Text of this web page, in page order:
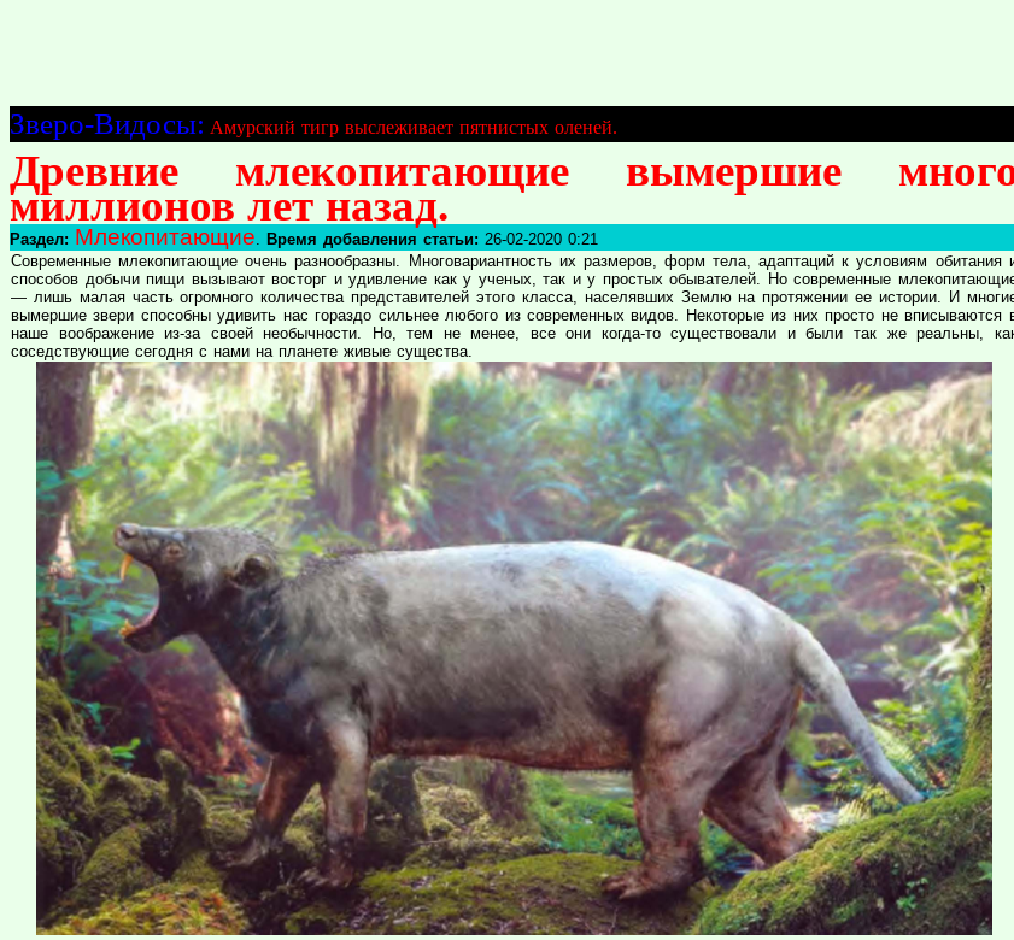
Зверо-Видосы: Амурский тигр выслеживает пятнистых оленей.
Древние млекопитающие вымершие
миллионов лет назад.
Раздел: Млекопитающие. Время добавления статьи: 26-02-2020 0:21
Современные млекопитающие очень разнообразны. Многовариантность их размеров, форм тела, адаптаций к условиям обитания
способов добычи пищи вызывают восторг и удивление как у ученых, так и у простых обывателей. Но современные
— лишь малая часть огромного количества представителей этого класса, населявших Землю на протяжении ее истории. И
вымершие звери способны удивить нас гораздо сильнее любого из современных видов. Некоторые из них просто не вписываются
наше воображение из-за своей необычности. Но, тем не менее, все они когда-то существовали и были так же реальны,
соседствующие сегодня с нами на планете живые существа.